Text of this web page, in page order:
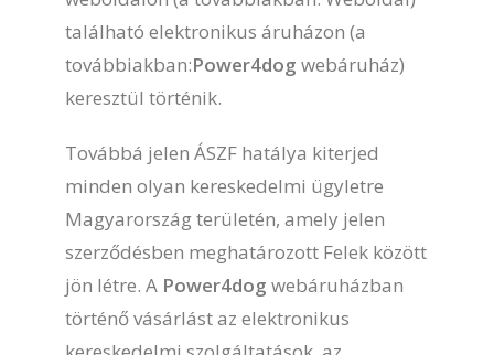
található elektronikus áruházon (a
továbbiakban:Power4dog webáruház)
keresztül történik.
Továbbá jelen ÁSZF hatálya kiterjed
minden olyan kereskedelmi ügyletre
Magyarország területén, amely jelen
szerződésben meghatározott Felek között
jön létre. A Power4dog webáruházban
történő vásárlást az elektronikus